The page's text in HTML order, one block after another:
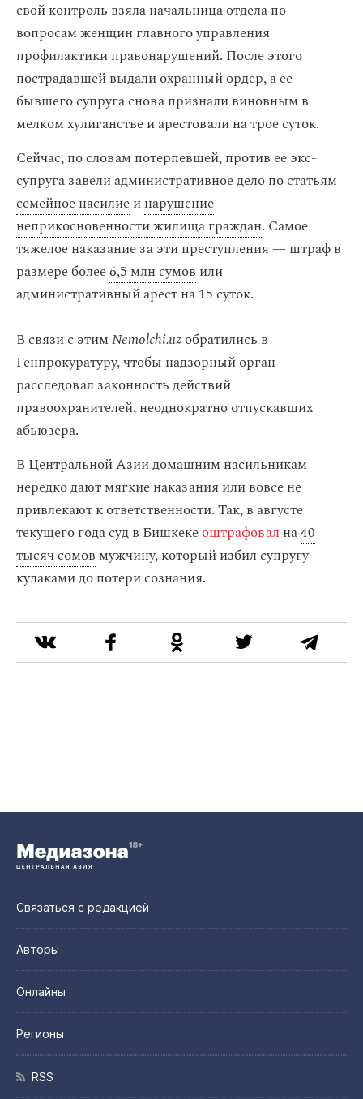
свой контроль взяла начальница отдела по
вопросам женщин главного управления
профилактики правонарушений. После этого
пострадавшей выдали охранный ордер, а ее
бывшего супруга снова признали виновным в
мелком хулиганстве и арестовали на трое суток.
Сейчас, по словам потерпевшей, против ее экс-
супруга завели административное дело по статьям
семейное насилиеинарушение
неприкосновенности жилища граждан. Самое
тяжелое наказание за эти преступления — штраф в
размере более6,5 млн сумов или
административный арест на 15 суток.
В связи с этимNemolchi.uzобратились в
Генпрокуратуру, чтобы надзорный орган
расследовал законность действий
правоохранителей, неоднократно отпускавших
абьюзера.
В Центральной Азии домашним насильникам
нередко дают мягкие наказания или вовсе не
привлекают к ответственности. Так, в августе
текущего года суд в Бишкекеоштрафовал на40
тысяч сомов мужчину, который избил супругу
кулаками до потери сознания.
Связаться с редакцией
Авторы
Онлайны
Регионы
RSS